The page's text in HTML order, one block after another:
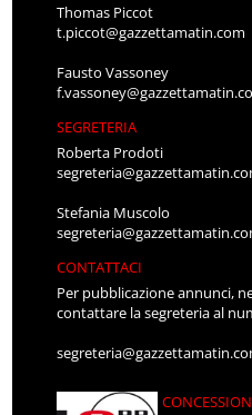
Thomas Piccot
t.piccot@gazzettamatin.com
Fausto Vassoney
SEGRETERIA
Roberta Prodoti
Stefania Muscolo
CONTATTACI
Per pubblicazione annunci,
contattare la segreteria al